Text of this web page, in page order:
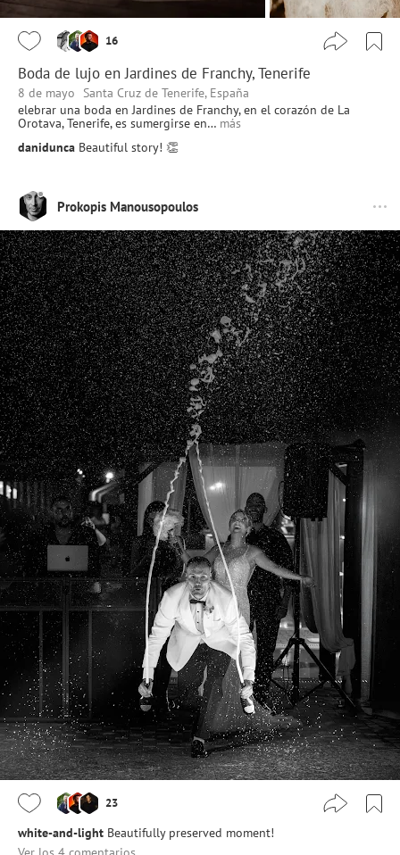
16
Boda de lujo en Jardines de Franchy, Tenerife
8 de mayo
Santa Cruz de Tenerife, España
elebrar una boda en Jardines de Franchy, en el corazón de La
Orotava, Tenerife, es sumergirse en… más
danidunca Beautiful story! 👏
Prokopis Manousopoulos
23
white-and-light Beautifully preserved moment!